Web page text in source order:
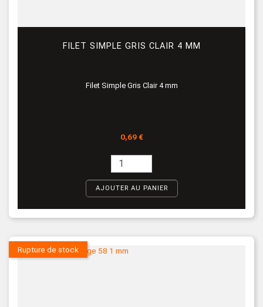
FILET SIMPLE GRIS CLAIR 4 MM
Filet Simple Gris Clair 4 mm
Prix
0,69 €
AJOUTER AU PANIER
Rupture de stock